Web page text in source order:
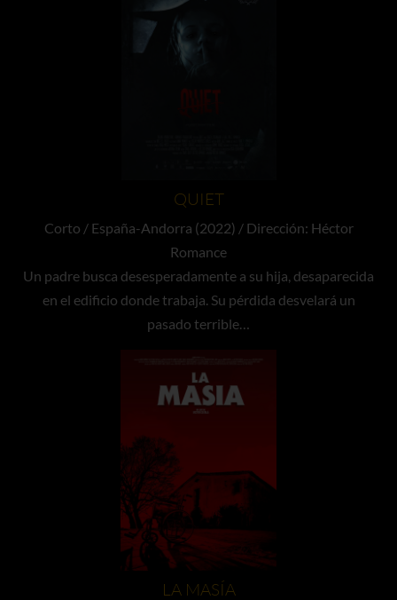
QUIET
Corto / España-Andorra (2022) / Dirección: Héctor
Romance
Un padre busca desesperadamente a su hija, desaparecida
en el edificio donde trabaja. Su pérdida desvelará un
pasado terrible…
LA MASÍA